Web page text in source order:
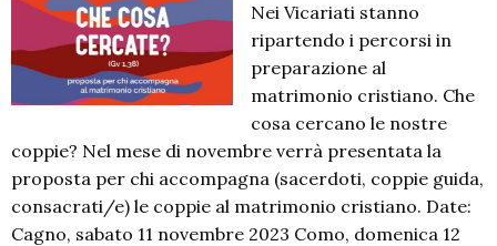
il
Vescovo
2024
Nei Vicariati stanno
ripartendo i percorsi in
preparazione al
matrimonio cristiano. Che
cosa cercano le nostre
coppie? Nel mese di novembre verrà presentata la
proposta per chi accompagna (sacerdoti, coppie guida,
consacrati/e) le coppie al matrimonio cristiano. Date:
Cagno, sabato 11 novembre 2023 Como, domenica 12